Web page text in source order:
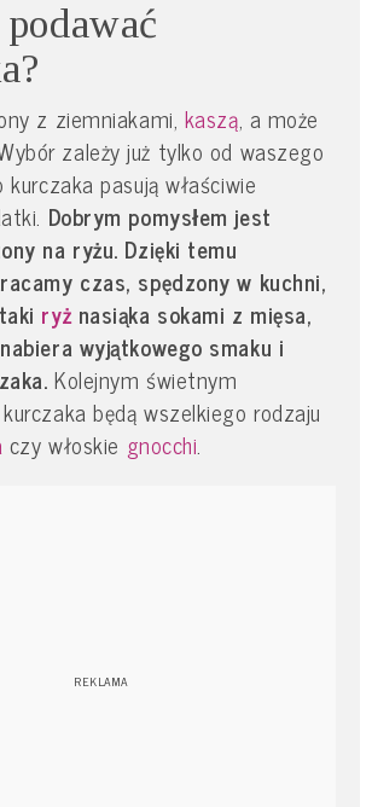
z ziemniakami, kaszą, a może
zależy już tylko od waszego
pasują właściwie
Dobrym pomysłem jest
na ryżu. Dzięki temu
czas, spędzony w kuchni,
ryżnasiąka sokami z mięsa,
wyjątkowego smaku i
Kolejnym świetnym
będą wszelkiego rodzaju
czy włoskie gnocchi.